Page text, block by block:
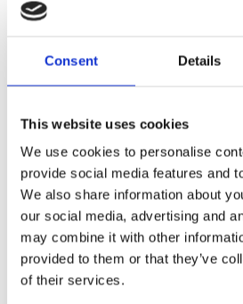
Consent Details
This website uses cookies
We use cookies to personalise
provide social media features and
We also share information about
our social media, advertising and
may combine it with other
provided to them or that they’ve
of their services.
BESTSELLERY CZĘŚCI
MARKI TOYOTA TUNDRA